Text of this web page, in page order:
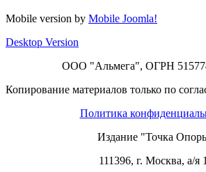
Mobile version by Mobile Joomla!
Desktop Version
ООО "Альмега", ОГРН
Копирование материалов только по
Политика
Издание "Точка
111396, г. Москва, а/я